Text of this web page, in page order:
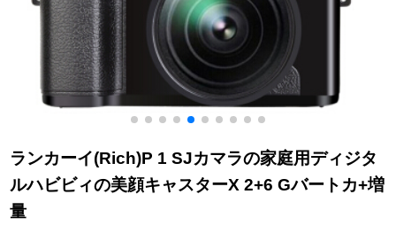
ランカーイ(Rich)P 1 SJカマラの家庭用ディジタ
ルハビビィの美顔キャスターX 2+6 Gバートカ+増
量